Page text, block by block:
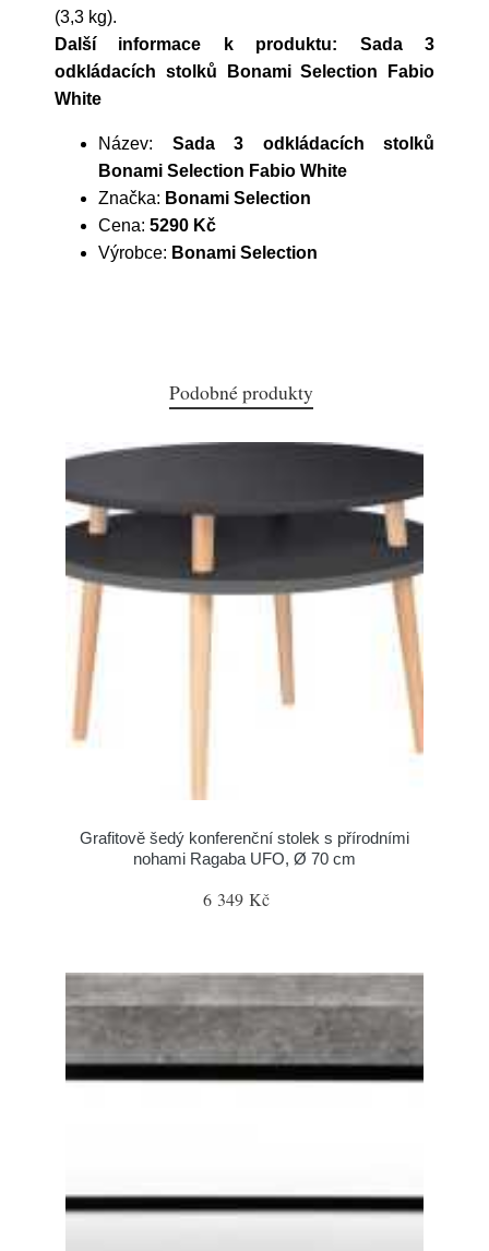
(3,3 kg).
Další informace k produktu: Sada 3
odkládacích stolků Bonami Selection Fabio
White
Název: Sada 3 odkládacích stolků
Bonami Selection Fabio White
Značka: Bonami Selection
Cena: 5290 Kč
Výrobce: Bonami Selection
Podobné produkty
Grafitově šedý konferenční stolek s přírodními
nohami Ragaba UFO, Ø 70 cm
6 349 Kč